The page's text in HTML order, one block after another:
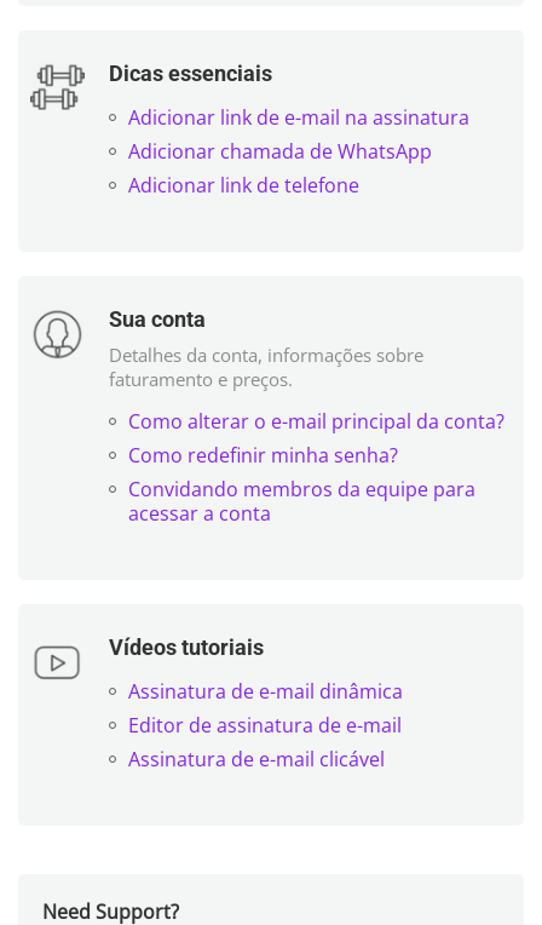
Dicas essenciais
Adicionar link de e-mail na assinatura
Adicionar chamada de WhatsApp
Adicionar link de telefone
Sua conta
Detalhes da conta, informações sobre
faturamento e preços.
Como alterar o e-mail principal da conta?
Como redefinir minha senha?
Convidando membros da equipe para
acessar a conta
Vídeos tutoriais
Assinatura de e-mail dinâmica
Editor de assinatura de e-mail
Assinatura de e-mail clicável
Need Support?